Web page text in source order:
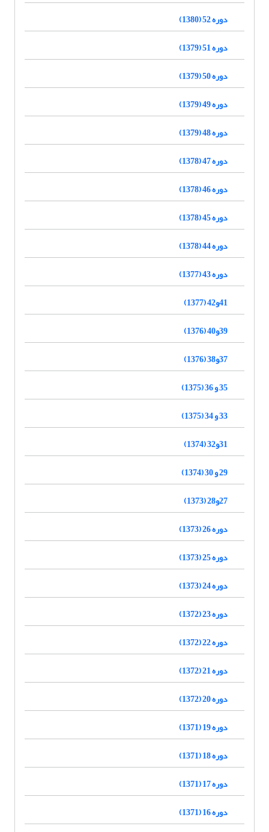
دوره 52 (1380)
دوره 51 (1379)
دوره 50 (1379)
دوره 49 (1379)
دوره 48 (1379)
دوره 47 (1378)
دوره 46 (1378)
دوره 45 (1378)
دوره 44 (1378)
دوره 43 (1377)
41و42 (1377)
39و40 (1376)
37و38 (1376)
35 و 36 (1375)
33 و 34 (1375)
31و32 (1374)
29 و 30 (1374)
27و28 (1373)
دوره 26 (1373)
دوره 25 (1373)
دوره 24 (1373)
دوره 23 (1372)
دوره 22 (1372)
دوره 21 (1372)
دوره 20 (1372)
دوره 19 (1371)
دوره 18 (1371)
دوره 17 (1371)
دوره 16 (1371)